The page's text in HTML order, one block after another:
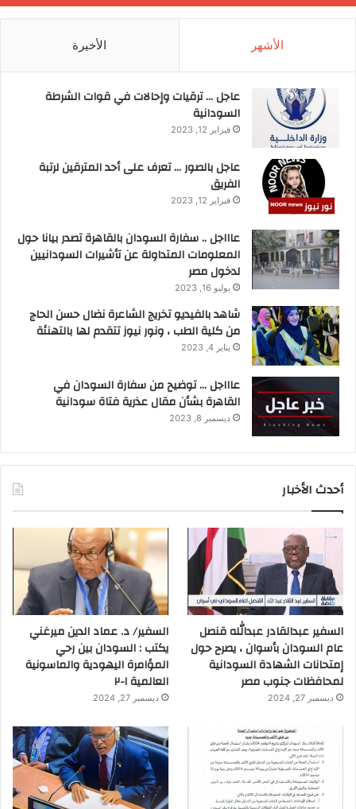
الأشهر الأخيرة
عاجل … ترقيات وإحالات في قوات الشرطة
السودانية
فبراير 12, 2023
عاجل بالصور … تعرف على أحد المترقين لرتبة
الفريق
فبراير 12, 2023
عاااجل .. سفارة السودان بالقاهرة تصدر بيانا حول
المعلومات المتداولة عن تأشيرات السودانيين
لدخول مصر
يوليو 16, 2023
شاهد بالفيديو تخريج الشاعرة نضال حسن الحاج
من كلية الطب ، ونور نيوز تتقدم لها بالتهنئة
يناير 4, 2023
عاااجل … توضيح من سفارة السودان في
القاهرة بشأن مقال عذرية فتاة سودانية
ديسمبر 8, 2023
أحدث الأخبار
السفير عبدالقادر عبدالله قنصل
عام السودان بأسوان ، يصرح حول
إمتحانات الشهادة السودانية
لمحافظات جنوب مصر
ديسمبر 27, 2024
السفير/ د. عماد الدين ميرغني
يكتب : السودان بين رحي
المؤامرة اليهودية والماسونية
العالمية ١-٢
ديسمبر 27, 2024